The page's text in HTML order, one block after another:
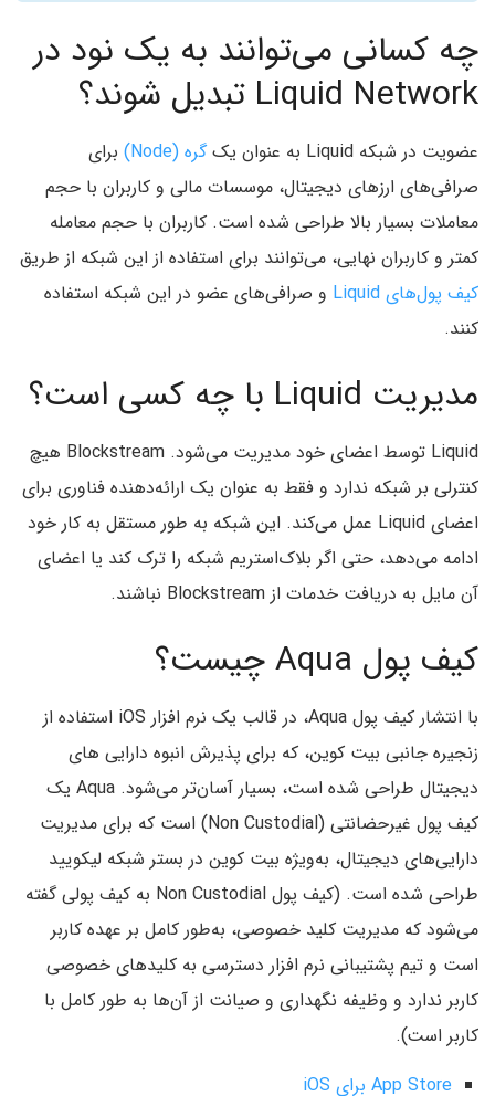
چه کسانی می‌توانند به یک نود در
Liquid Network تبدیل شوند؟
عضویت در شبکه Liquid به عنوان یک گره (Node)
برای
صرافی‌های ارزهای دیجیتال، موسسات مالی و کاربران با حجم
معاملات بسیار بالا طراحی شده است. کاربران با حجم معامله
کمتر و کاربران نهایی، می‌توانند برای استفاده از این شبکه از طریق
کیف پول‌های Liquid
و صرافی‌های عضو در این شبکه استفاده
کنند.
مدیریت Liquid با چه کسی است؟
Liquid توسط اعضای خود مدیریت می‌شود. Blockstream هیچ
کنترلی بر شبکه ندارد و فقط به عنوان یک ارائه‌دهنده فناوری برای
اعضای Liquid عمل می‌کند. این شبکه به طور مستقل به کار خود
ادامه می‌دهد، حتی اگر بلاک‌استریم شبکه را ترک کند یا اعضای
آن مایل به دریافت خدمات از Blockstream نباشند.
کیف پول Aqua چیست؟
با انتشار کیف پول Aqua، در قالب یک نرم افزار iOS استفاده از
زنجیره جانبی بیت کوین، که برای پذیرش انبوه دارایی های
دیجیتال طراحی شده است، بسیار آسان‌تر می‌شود. Aqua یک
کیف پول غیرحضانتی (Non Custodial) است که برای مدیریت
دارایی‌های دیجیتال، به‌ویژه بیت کوین در بستر شبکه لیکویید
طراحی شده است. (کیف پول Non Custodial به کیف پولی گفته
می‌شود که مدیریت کلید خصوصی، به‌طور کامل بر عهده کاربر
است و تیم پشتیبانی نرم افزار دسترسی به کلیدهای خصوصی
کاربر ندارد و وظیفه نگهداری و صیانت از آن‌ها به طور کامل با
کاربر است).
App Store برای iOS